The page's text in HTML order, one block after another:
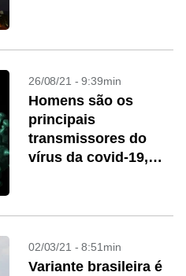
26/08/21 - 9:39min
Homens são os
principais
transmissores do
vírus da covid-19,
02/03/21 - 8:51min
Variante brasileira é